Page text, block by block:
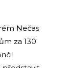
Nečas
za 130